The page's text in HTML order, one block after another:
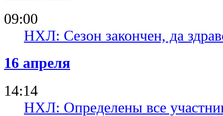
09:00
НХЛ: Сезон закончен, да
16 апреля
14:14
НХЛ: Определены все